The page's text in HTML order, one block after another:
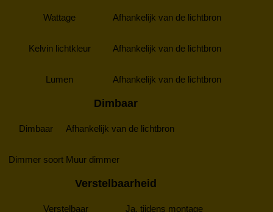
Wattage Afhankelijk van de lichtbron
Kelvin lichtkleur Afhankelijk van de lichtbron
Lumen Afhankelijk van de lichtbron
Dimbaar
Dimbaar Afhankelijk van de lichtbron
Dimmer soort Muur dimmer
Verstelbaarheid
Verstelbaar Ja, tijdens montage